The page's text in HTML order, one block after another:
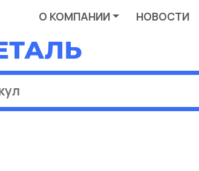
О КОМПАНИИ НОВОСТИ